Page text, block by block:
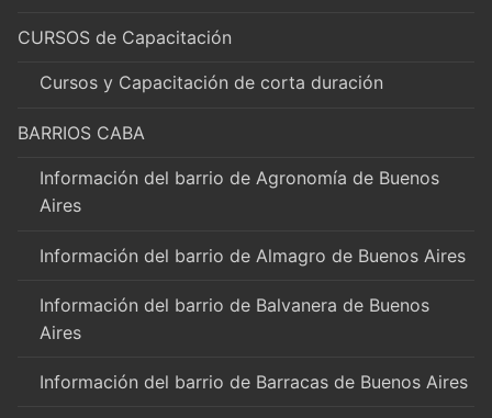
CURSOS de Capacitación
Cursos y Capacitación de corta duración
BARRIOS CABA
Información del barrio de Agronomía de Buenos
Aires
Información del barrio de Almagro de Buenos Aires
Información del barrio de Balvanera de Buenos
Aires
Información del barrio de Barracas de Buenos Aires